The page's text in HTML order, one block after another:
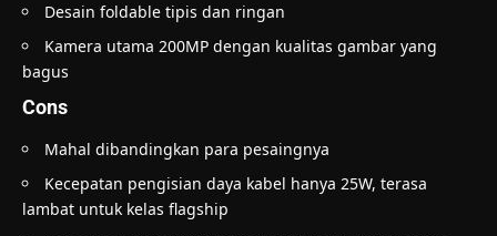
Desain foldable tipis dan ringan
Kamera utama 200MP dengan kualitas gambar yang
bagus
Cons
Mahal dibandingkan para pesaingnya
Kecepatan pengisian daya kabel hanya 25W, terasa
lambat untuk kelas flagship